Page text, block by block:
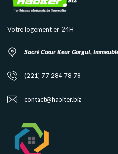
Votre logement en 24H
Sacré Cœur Keur Gorgui,
(221) 77 284 78 78
contact@habiter.biz